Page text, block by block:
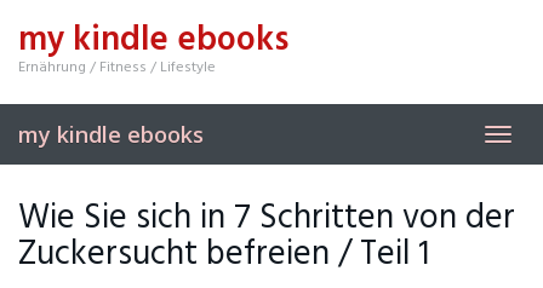
mainmy kindle ebooks
Ernährung / Fitness / Lifestyle
my kindle ebooks
Wie Sie sich in 7 Schritten von der
Zuckersucht befreien / Teil 1